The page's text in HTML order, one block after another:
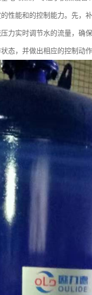
性能和的控制能力。先，
力实时调节水的流量，确
态，并做出相应的控制动作